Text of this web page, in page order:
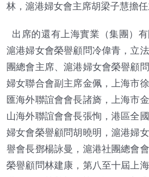
林，滬港婦女會主席胡梁子慧擔任
出席的還有上海實業（集團）有
滬港婦女會榮譽顧問冷偉青，立
團總會主席、滬港婦女會榮譽顧
婦女聯合會副主席金佩，上海市
匯海外聯誼會會長諸旖，上海市
山海外聯誼會會長張恂，港區全
婦女會榮譽顧問胡曉明，滬港婦
譽會長鄧楊詠曼，滬港社團總會
榮譽顧問林建康，第八至十屆上